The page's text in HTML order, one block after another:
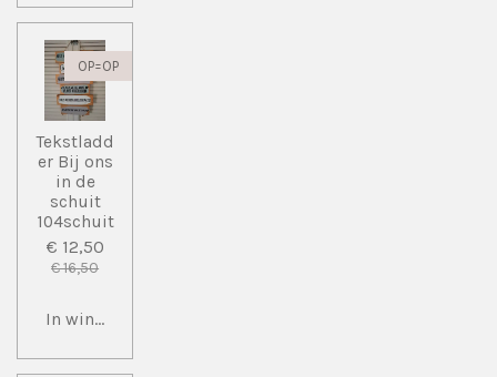
OP=OP
Tekstladd
er Bij ons
in de
schuit
104schuit
€ 12,50
€ 16,50
In winkelwagen